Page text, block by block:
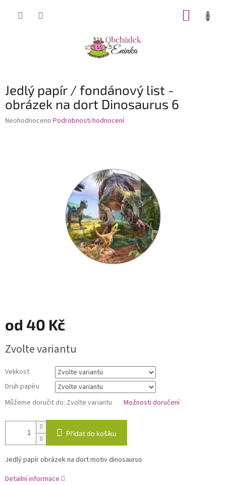
Jedlý papír / fondánový list -
obrázek na dort Dinosaurus 6
Průměrné
Neohodnoceno Podrobnosti hodnocení
od 40 Kč
cena:
Zvolte variantu
Velikost
Druh papíru
Můžeme doručit do: Zvolte variantu Možnosti doručení
Přidat do košíku
Jedlý papír obrázek na dort motiv dinosaurus
Detailní informace